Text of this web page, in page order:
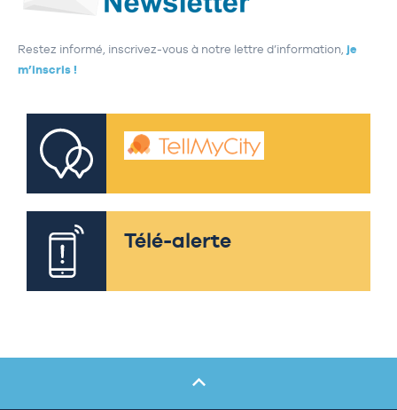
Restez informé, inscrivez-vous à notre lettre d’information, je
m’inscris !
Télé-alerte